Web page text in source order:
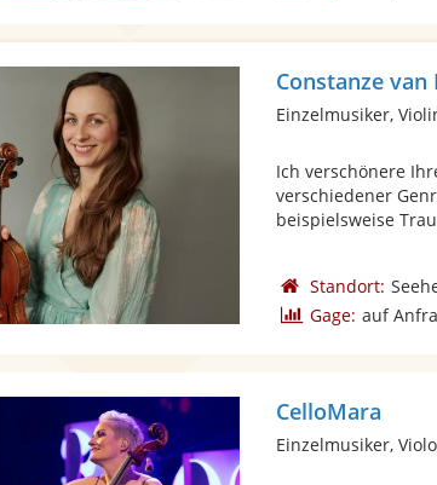
Constanze van
Einzelmusiker,
Ich verschönere
verschiedener
beispielsweise
Standort:
Gage: auf
CelloMara
Einzelmusiker,